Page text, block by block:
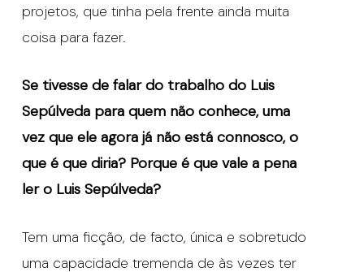
projetos, que tinha pela frente ainda muita
coisa para fazer.
Se tivesse de falar do trabalho do Luis
Sepúlveda para quem não conhece, uma
vez que ele agora já não está connosco, o
que é que diria? Porque é que vale a pena
ler o Luis Sepúlveda?
Tem uma ficção, de facto, única e sobretudo
uma capacidade tremenda de às vezes ter